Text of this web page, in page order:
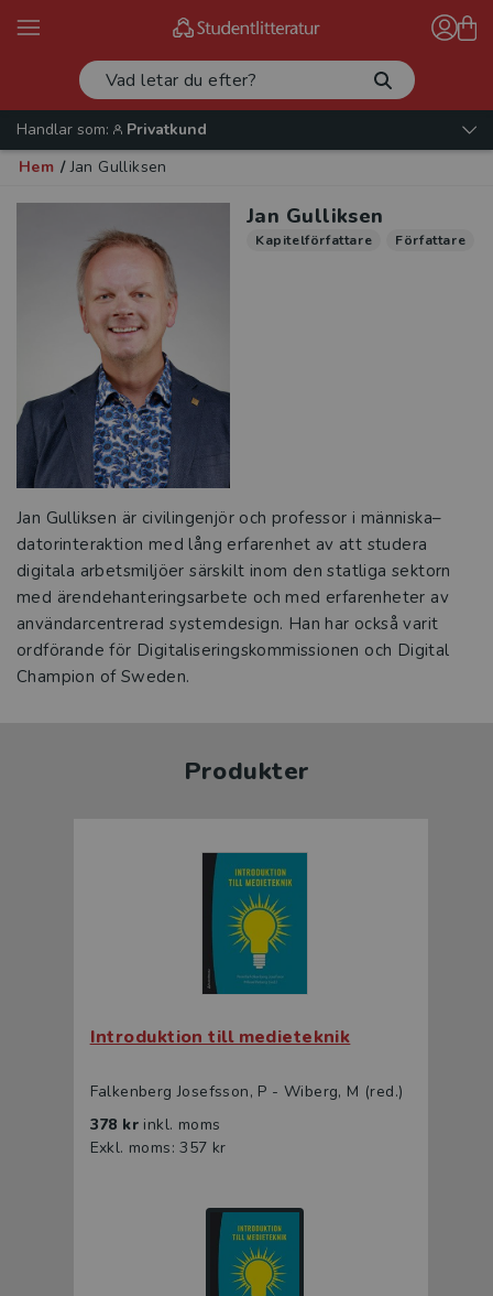
Handlar som:
Privatkund
Hem / Jan Gulliksen
Jan Gulliksen
Kapitelförfattare Författare
Jan Gulliksen är civilingenjör och professor i människa–
datorinteraktion med lång erfarenhet av att studera
digitala arbetsmiljöer särskilt inom den statliga sektorn
med ärendehanteringsarbete och med erfarenheter av
användarcentrerad systemdesign. Han har också varit
ordförande för Digitaliseringskommissionen och Digital
Champion of Sweden.
Produkter
Introduktion till medieteknik
Falkenberg Josefsson, P - Wiberg, M (red.)
378 kr inkl. moms
Exkl. moms: 357 kr